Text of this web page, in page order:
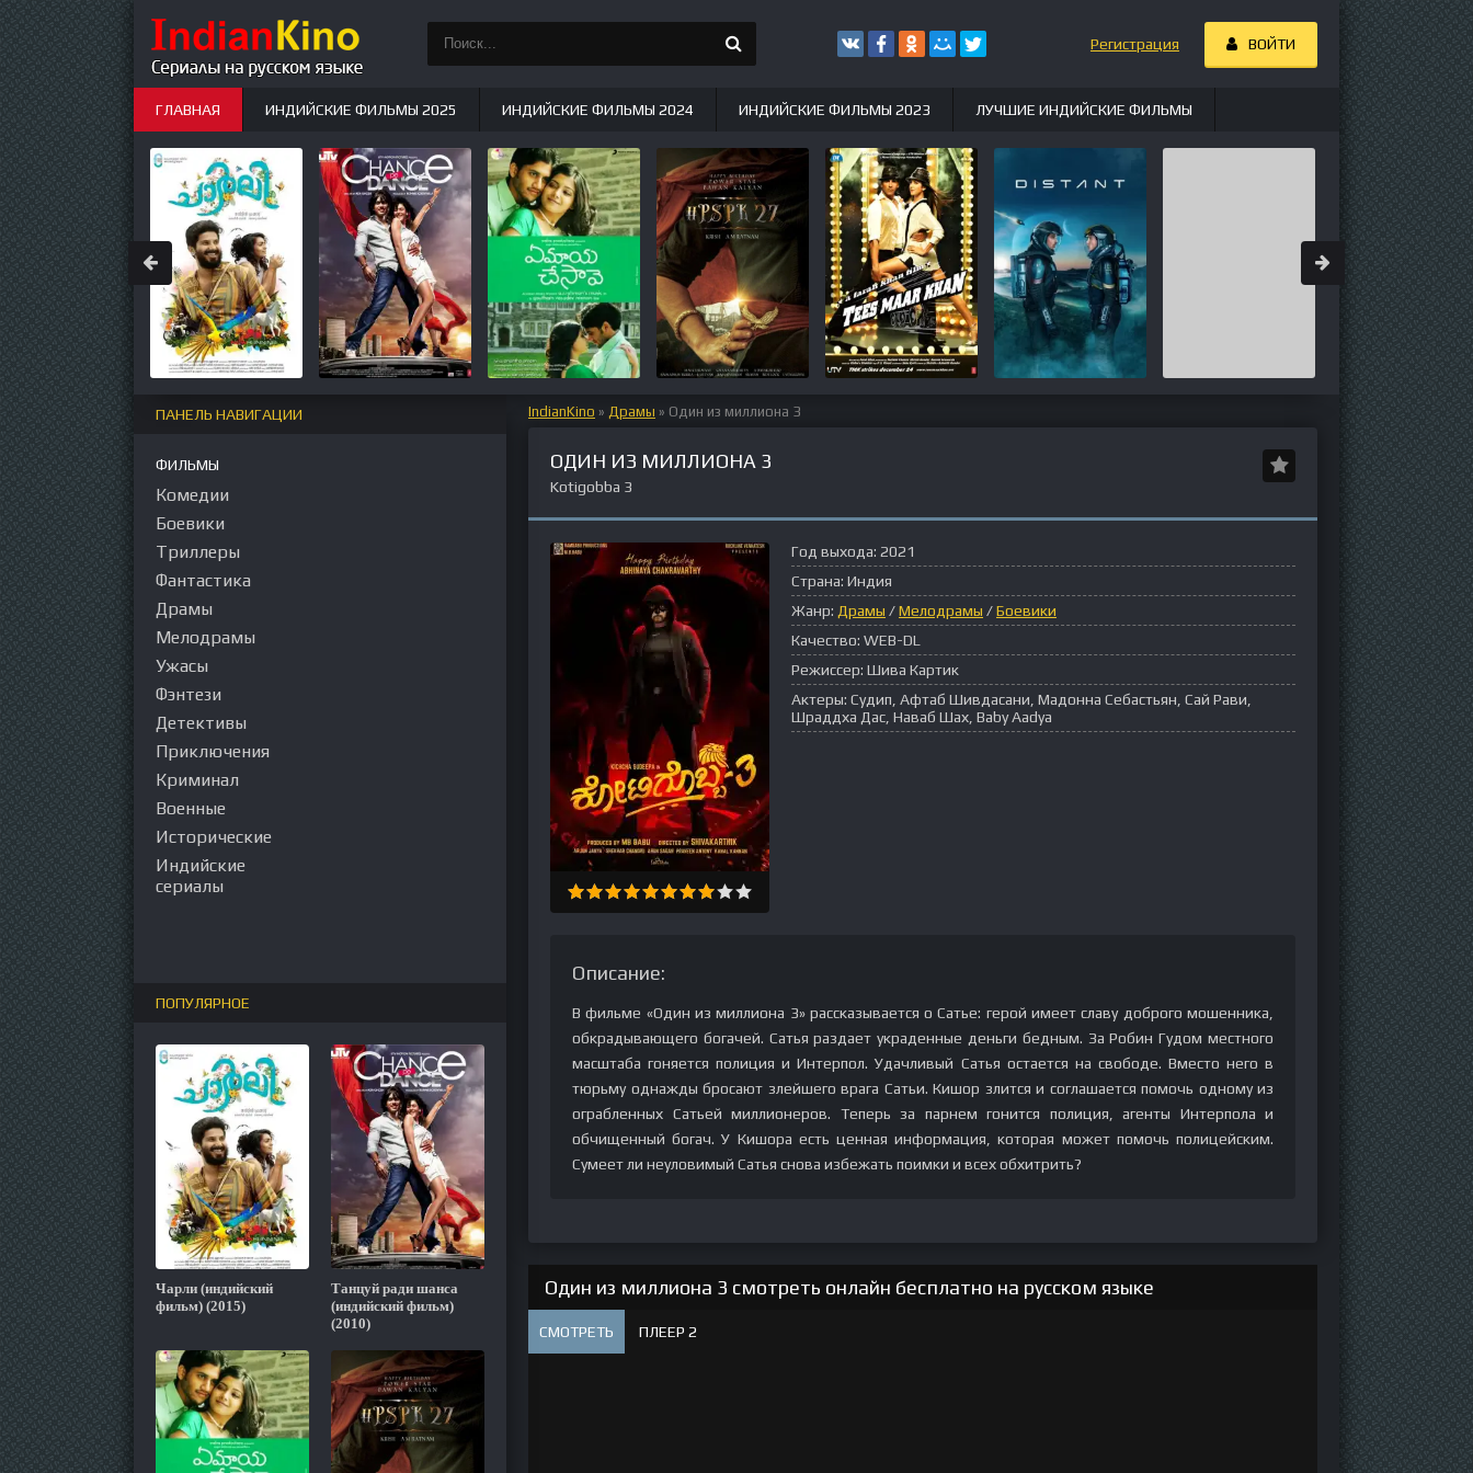
IndianKino » Драмы » Один из миллиона 3
ОДИН ИЗ МИЛЛИОНА 3
Kotigobba 3
Год выхода: 2021
Страна: Индия
Жанр: Драмы /Мелодрамы /Боевики
Качество: WEB-DL
Режиссер: Шива Картик
Актеры: Судип, Афтаб Шивдасани, Мадонна Себастьян, Сай Рави,
Шраддха Дас, Наваб Шах, Baby Aadya
Описание:
В фильме «Один из миллиона 3» рассказывается о Сатье: герой имеет славу доброго мошенника,
обкрадывающего богачей. Сатья раздает украденные деньги бедным. За Робин Гудом местного
масштаба гоняется полиция и Интерпол. Удачливый Сатья остается на свободе. Вместо него в
тюрьму однажды бросают злейшего врага Сатьи. Кишор злится и соглашается помочь одному из
ограбленных Сатьей миллионеров. Теперь за парнем гонится полиция, агенты Интерпола и
обчищенный богач. У Кишора есть ценная информация, которая может помочь полицейским.
Сумеет ли неуловимый Сатья снова избежать поимки и всех обхитрить?
Один из миллиона 3 смотреть онлайн бесплатно на русском языке
СМОТРЕТЬ ПЛЕЕР 2
ПАНЕЛЬ НАВИГАЦИИ
ФИЛЬМЫ
Комедии
Боевики
Триллеры
Фантастика
Драмы
Мелодрамы
Ужасы
Фэнтези
Детективы
Приключения
Криминал
Военные
Исторические
Индийские
сериалы
ПОПУЛЯРНОЕ
Чарли (индийский
фильм) (2015)
Танцуй ради шанса
(индийский фильм)
(2010)
Регистрация ВОЙТИ
ГЛАВНАЯ ИНДИЙСКИЕ ФИЛЬМЫ 2025 ИНДИЙСКИЕ ФИЛЬМЫ 2024 ИНДИЙСКИЕ ФИЛЬМЫ 2023 ЛУЧШИЕ ИНДИЙСКИЕ ФИЛЬМЫ
ИНДИЙСКИЕ СЕРИАЛЫ НОВЫЕ